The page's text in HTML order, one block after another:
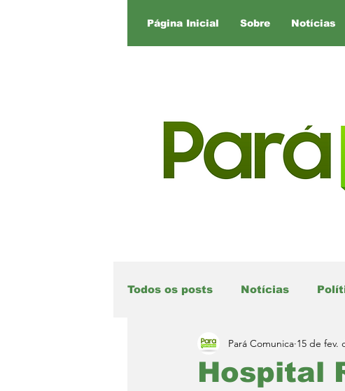
Página Inicial Sobre Notícias
Todos os posts Notícias
Hospital
Pará Comunica 15 de fev.